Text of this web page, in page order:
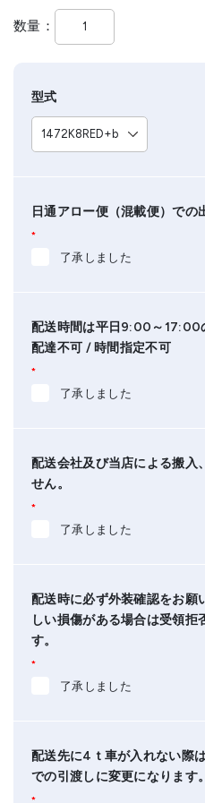
数量
型式
日通アロー便（混載便）での
*
了承しました
配送時間は平日9:00～17:00
配達不可 / 時間指定不可
*
了承しました
配送会社及び当店による搬入
せん。
*
了承しました
配送時に必ず外装確認をお願
しい損傷がある場合は受領拒
す。
*
了承しました
配送先に4ｔ車が入れない際
での引渡しに変更になります。
*